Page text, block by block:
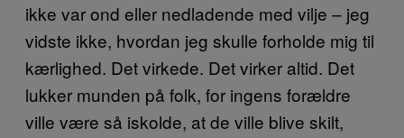
ikke var ond eller nedladende med vilje – jeg
vidste ikke, hvordan jeg skulle forholde mig til
kærlighed. Det virkede. Det virker altid. Det
lukker munden på folk, for ingens forældre
ville være så iskolde, at de ville blive skilt,